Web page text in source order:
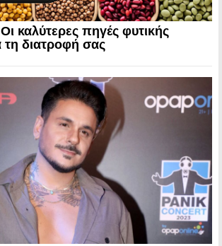
καλύτερες πηγές φυτικής
τη διατροφή σας